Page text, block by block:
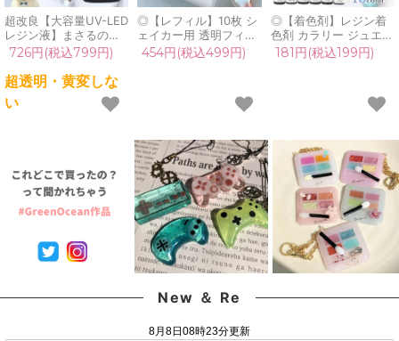
超改良【大容量UV-LED
レジン液】まさるの涙
ver.03 超透明 70g 初心
者 作家 コーティング
ハード 黄変しない 高品
質 クリア 猫 UVレジン
液 安い おすすめ
726円(税込799円)
超透明・黄変しな
い
◎【レフィル】10枚 シ
ェイカー用 透明フィル
ム L判 セット 透明シー
ト カシャカシャ 専用
ャカ レジン クラフト
454円(税込499円)
◎【着色剤】レジン着
色剤 カラリー ジュエリ
ーウォーターカラー 単
品 レジン着色料 定番
GreenOceanオリジナ
181円(税込199円)
New ＆ Re